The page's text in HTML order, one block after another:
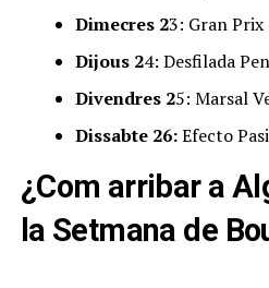
Dimecres 23: Gran Prix
Dijous 24: Desfilada
Divendres 25: Marsal
Dissabte 26:Efecto
¿Com arribar a
la Setmana de